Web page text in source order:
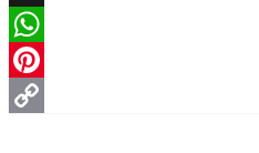
X
WhatsApp
Pinterest